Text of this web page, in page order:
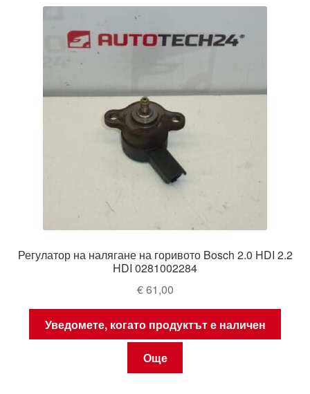
Регулатор на налягане на горивото Bosch 2.0 HDI 2.2
HDI 0281002284
€61,00
Уведомете, когато продуктът е наличен
Още